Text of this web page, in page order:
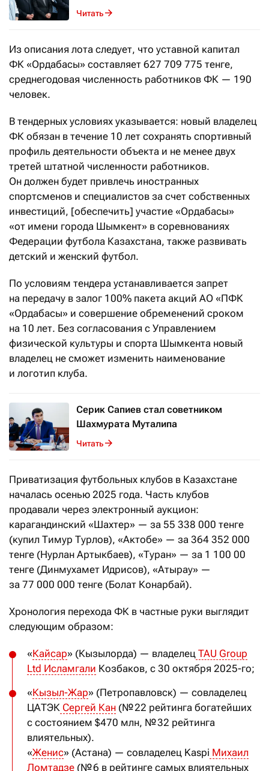
Читать
Из описания лота следует, что уставной капитал
ФК «Ордабасы» составляет 627 709 775 тенге,
среднегодовая численность работников ФК — 190
человек.
В тендерных условиях указывается: новый владелец
ФК обязан в течение 10 лет сохранять спортивный
профиль деятельности объекта и не менее двух
третей штатной численности работников.
Он должен будет привлечь иностранных
спортсменов и специалистов за счет собственных
инвестиций, [обеспечить] участие «Ордабасы»
«от имени города Шымкент» в соревнованиях
Федерации футбола Казахстана, также развивать
детский и женский футбол.
По условиям тендера устанавливается запрет
на передачу в залог 100% пакета акций АО «ПФК
«Ордабасы» и совершение обременений сроком
на 10 лет. Без согласования с Управлением
физической культуры и спорта Шымкента новый
владелец не сможет изменить наименование
и логотип клуба.
Серик Сапиев стал советником
Шахмурата Муталипа
Читать
Приватизация футбольных клубов в Казахстане
началась осенью 2025 года. Часть клубов
продавали через электронный аукцион:
карагандинский «Шахтер» — за 55 338 000 тенге
(купил Тимур Турлов), «Актобе» — за 364 352 000
тенге (Нурлан Артыкбаев), «Туран» — за 1 100 00
тенге (Динмухамет Идрисов), «Атырау» —
за 77 000 000 тенге (Болат Конарбай).
Хронология перехода ФК в частные руки выглядит
следующим образом:
«Кайсар» (Кызылорда) — владелец TAU Group
Ltd Исламгали Козбаков, с 30 октября 2025-го;
«Кызыл-Жар» (Петропавловск) — совладелец
ЦАТЭК Сергей Кан (№ 22 рейтинга богатейших
с состоянием $470 млн, № 32 рейтинга
влиятельных).
«Женис» (Астана) — совладелец Kaspi Михаил
Ломтадзе (№ 6 в рейтинге самых влиятельных